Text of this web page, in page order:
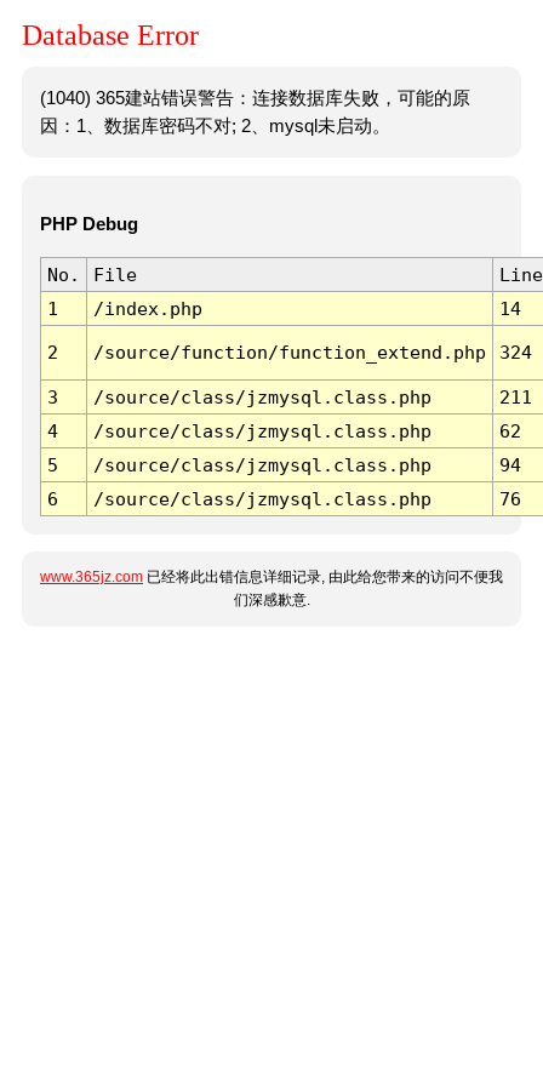
Database Error
(1040) 365建站错误警告：连接数据库失败，可能的原
因：1、数据库密码不对; 2、mysql未启动。
PHP Debug
No. File
Line
1
/index.php 14
2 /source/function/function_extend.php 324
3 /source/class/jzmysql.class.php
211
4
/source/class/jzmysql.class.php
62
5
/source/class/jzmysql.class.php
94
6
/source/class/jzmysql.class.php 76
www.365jz.com 已经将此出错信息详细记录, 由此给您带来的访问不便我
们深感歉意.